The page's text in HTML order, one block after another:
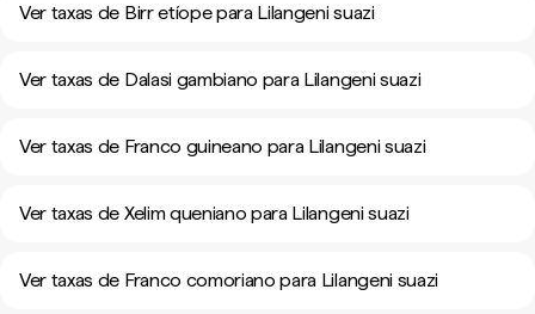
Ver taxas de Birr etíope para Lilangeni suazi
Ver taxas de Dalasi gambiano para Lilangeni suazi
Ver taxas de Franco guineano para Lilangeni suazi
Ver taxas de Xelim queniano para Lilangeni suazi
Ver taxas de Franco comoriano para Lilangeni suazi